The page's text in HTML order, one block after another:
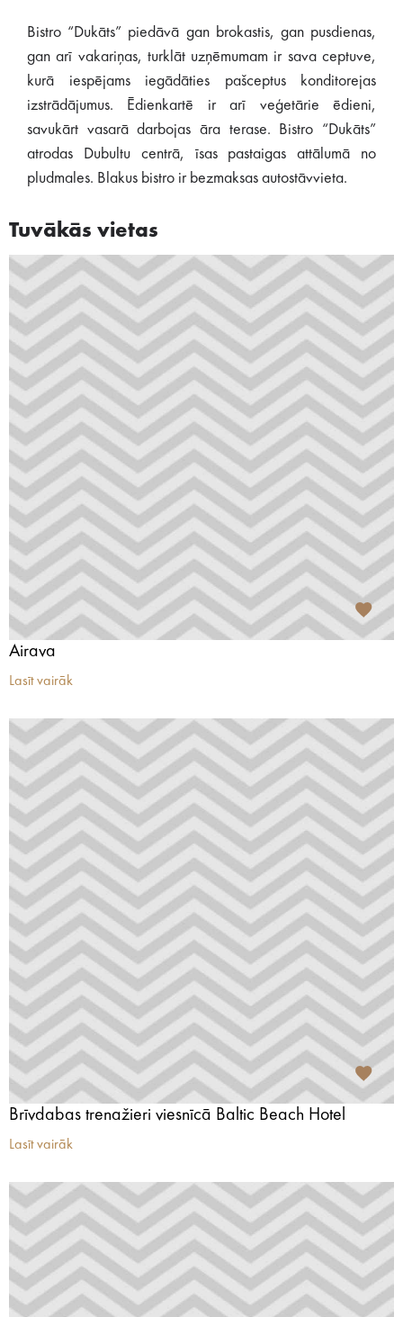
Bistro “Dukāts” piedāvā gan brokastis, gan pusdienas,
gan arī vakariņas, turklāt uzņēmumam ir sava ceptuve,
kurā iespējams iegādāties pašceptus konditorejas
izstrādājumus. Ēdienkartē ir arī veģetārie ēdieni,
savukārt vasarā darbojas āra terase. Bistro “Dukāts”
atrodas Dubultu centrā, īsas pastaigas attālumā no
pludmales. Blakus bistro ir bezmaksas autostāvvieta.
Tuvākās vietas
Airava
Lasīt vairāk
Brīvdabas trenažieri viesnīcā Baltic Beach Hotel
Lasīt vairāk